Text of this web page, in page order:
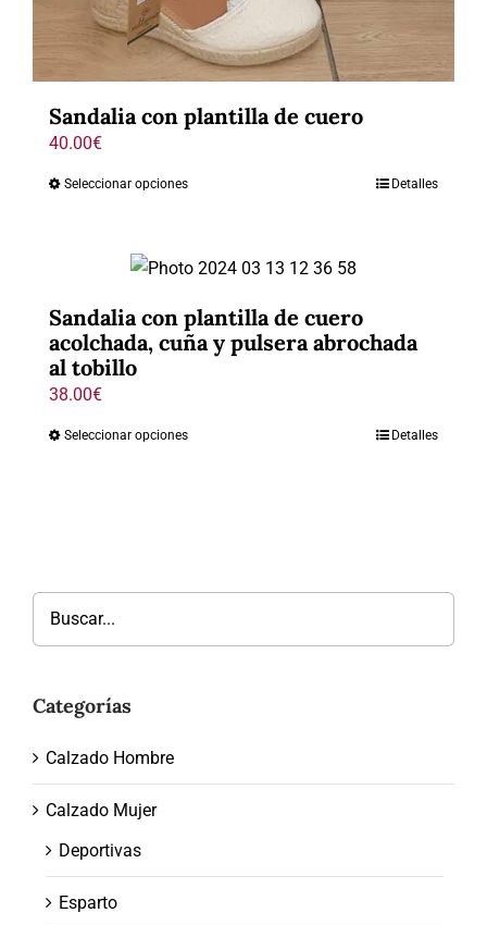
Sandalia con plantilla de cuero
40.00€
Seleccionar opciones Detalles
Sandalia con plantilla de cuero
acolchada, cuña y pulsera abrochada
al tobillo
38.00€
Seleccionar opciones Detalles
Categorías
Calzado Hombre
Calzado Mujer
Deportivas
Esparto